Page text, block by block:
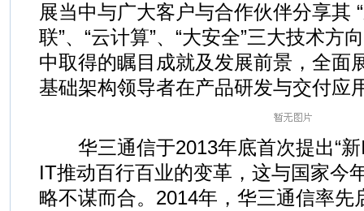
展当中与广大客户与合作伙伴分享其
联”、“云计算”、“大安全”三大技术方
中取得的瞩目成就及发展前景，全面
基础架构领导者在产品研发与交付应
华三通信于2013年底首次提出“新
IT推动百行百业的变革，这与国家今
略不谋而合。2014年，华三通信率先